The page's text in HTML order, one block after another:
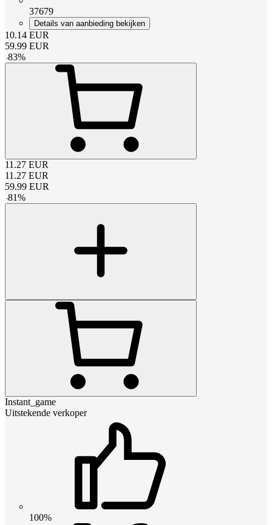
37679
Details van aanbieding bekijken
10.14 EUR
59.99 EUR
-83%
11.27 EUR
11.27 EUR
59.99 EUR
-81%
Instant_game
Uitstekende verkoper
100%